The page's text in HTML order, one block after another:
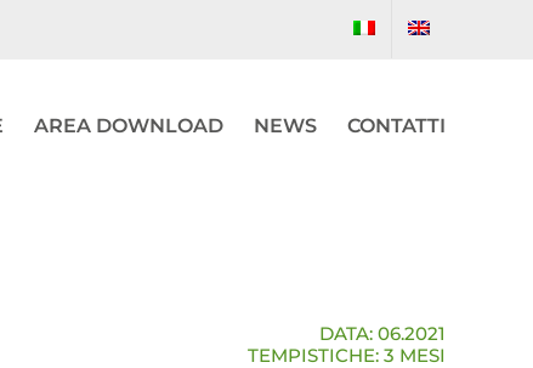
AREA DOWNLOAD NEWS CONTATTI
DATA: 06.2021
TEMPISTICHE: 3 MESI